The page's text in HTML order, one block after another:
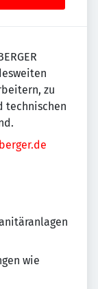
zu
technischen
wie